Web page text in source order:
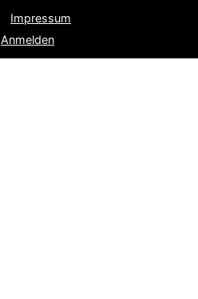
Impressum
Anmelden